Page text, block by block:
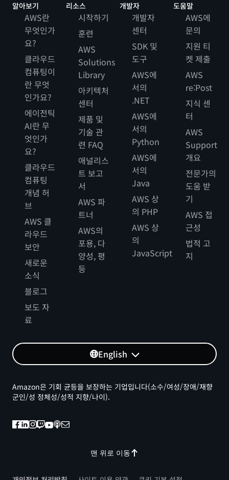
알아보기
AWS란
무엇인가
요?
클라우드
컴퓨팅이
란 무엇
인가요?
에이전틱
AI란 무
엇인가
요?
클라우드
컴퓨팅
개념 허
브
AWS 클
라우드
보안
새로운
소식
블로그
보도 자
료
리소스
시작하기
훈련
AWS
Solutions
Library
아키텍처
센터
제품 및
기술 관
련 FAQ
애널리스
트 보고
서
AWS 파
트너
AWS의
포용, 다
양성, 평
등
개발자
개발자
센터
SDK 및
도구
AWS에
서의
.NET
AWS에
서의
Python
AWS에
서의
Java
AWS 상
의 PHP
AWS 상
의
JavaScript
도움말
AWS에
문의
지원 티
켓 제출
AWS
re:Post
지식 센
터
AWS
Support
개요
전문가의
도움 받
기
AWS 접
근성
법적 고
지
English
맨 위로 이동
Amazon은 기회 균등을 보장하는 기업입니다(소수/여성/장애/재향
군인/성 정체성/성적 지향/나이).